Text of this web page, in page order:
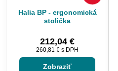
Halia BP - ergonomická
stolička
212,04 €
260,81 € s DPH
Zobraziť